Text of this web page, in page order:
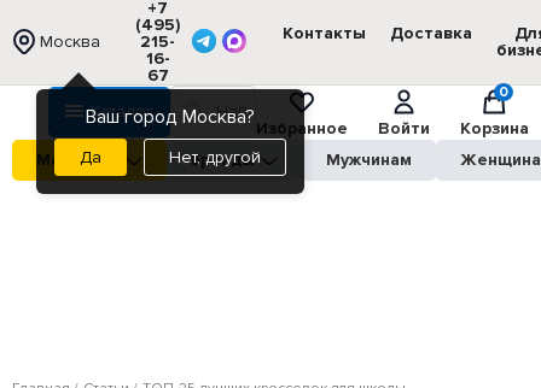
Москва
Ваш город Москва?
Нет, другой
+7
(495)
215-
16-
67
Контакты Доставка
Каталог
Избранное
Войти
0
Корзина
Магазины
Бренды Мужчинам